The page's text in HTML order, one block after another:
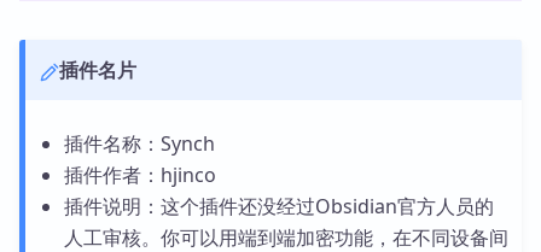
插件名片
插件名称：Synch
插件作者：hjinco
插件说明：这个插件还没经过Obsidian官方人员的
人工审核。你可以用端到端加密功能，在不同设备间